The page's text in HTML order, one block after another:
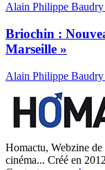
Alain Philippe
Briochin :
Marseille »
Alain Philippe
Homactu, Webzine
cinéma... Créé en